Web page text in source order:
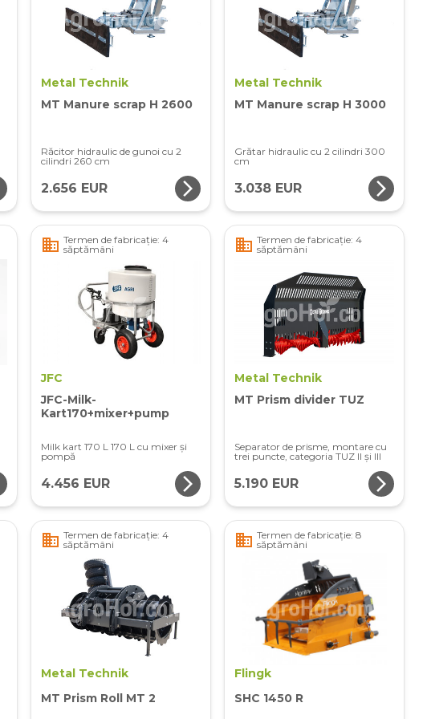
Metal Technik
MT Manure scrap H 2600
Răcitor hidraulic de gunoi cu 2
cilindri 260 cm
2.656 EUR arrow_forward_ios
Metal Technik
MT Manure scrap H 3000
Grătar hidraulic cu 2 cilindri 300
cm
3.038 EUR arrow_forward_ios
business Termen de fabricație: 4
săptămâni
JFC
JFC-Milk-
Kart170+mixer+pump
Milk kart 170 L 170 L cu mixer și
pompă
4.456 EUR arrow_forward_ios
business Termen de fabricație: 4
săptămâni
Metal Technik
MT Prism divider TUZ
Separator de prisme, montare cu
trei puncte, categoria TUZ II și III
5.190 EUR arrow_forward_ios
business Termen de fabricație: 4
săptămâni
Metal Technik
MT Prism Roll MT 2
business Termen de fabricație: 8
săptămâni
Flingk
SHC 1450 R